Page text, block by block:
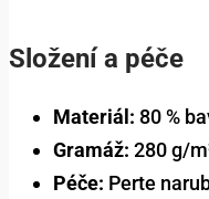
Složení a péče
Materiál: 80 %
Gramáž: 280 g/
Péče: Perte